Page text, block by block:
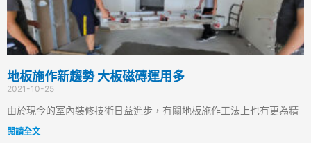
地板施作新趨勢 大板磁磚運用多
2021-10-25
由於現今的室內裝修技術日益進步，有關地板施作工法上也有更為精
閱讀全文